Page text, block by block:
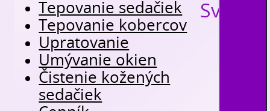
Tepovanie sedačiek
Tepovanie kobercov
Upratovanie
Umývanie okien
Čistenie kožených
sedačiek